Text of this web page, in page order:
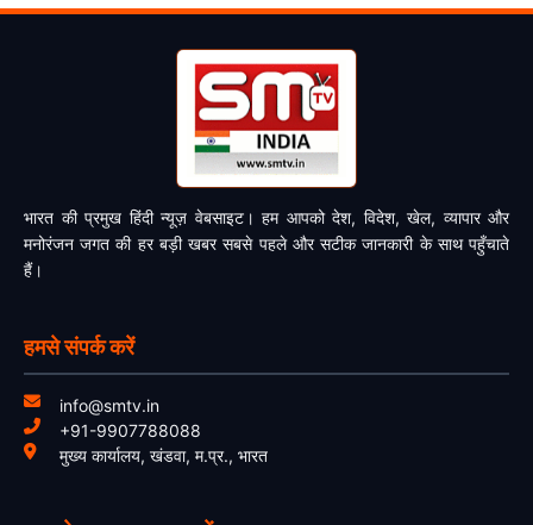
भारत की प्रमुख हिंदी न्यूज़ वेबसाइट। हम आपको देश, विदेश, खेल, व्यापार और
मनोरंजन जगत की हर बड़ी खबर सबसे पहले और सटीक जानकारी के साथ पहुँचाते
हैं।
हमसे संपर्क करें
info@smtv.in
+91-9907788088
मुख्य कार्यालय, खंडवा, म.प्र., भारत